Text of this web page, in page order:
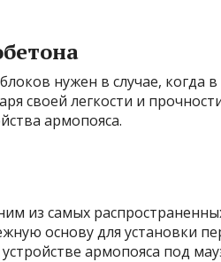
нужен в случае, когда в
своей легкости и
армопояса.
из самых
основу для установки
армопояса под